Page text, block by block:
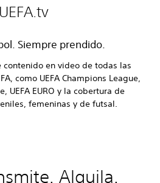
UEFA.tv
Siempre prendido.
contenido en video de todas las
como UEFA Champions League,
UEFA EURO y la cobertura de
femeninas y de futsal.
Alquila.